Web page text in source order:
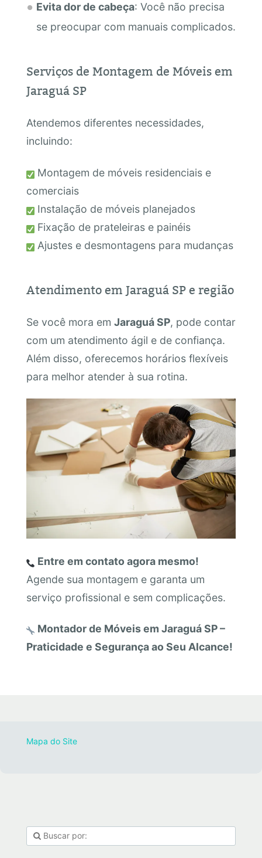
Evita dor de cabeça: Você não precisa
se preocupar com manuais complicados.
Serviços de Montagem de Móveis em
Jaraguá SP
Atendemos diferentes necessidades,
incluindo:
Montagem de móveis residenciais e
comerciais
Instalação de móveis planejados
Fixação de prateleiras e painéis
Ajustes e desmontagens para mudanças
Atendimento em Jaraguá SP e região
Se você mora em Jaraguá SP, pode contar
com um atendimento ágil e de confiança.
Além disso, oferecemos horários flexíveis
para melhor atender à sua rotina.
Entre em contato agora mesmo!
Agende sua montagem e garanta um
serviço profissional e sem complicações.
Montador de Móveis em Jaraguá SP –
Praticidade e Segurança ao Seu Alcance!
Mapa do Site